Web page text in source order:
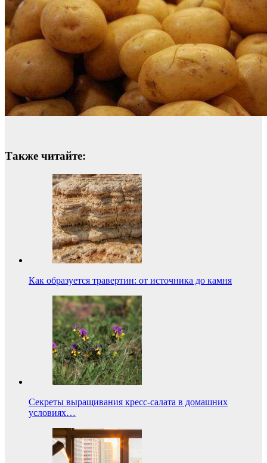
Также читайте:
Как образуется травертин: от источника до камня
Секреты выращивания кресс-салата в домашних
условиях…